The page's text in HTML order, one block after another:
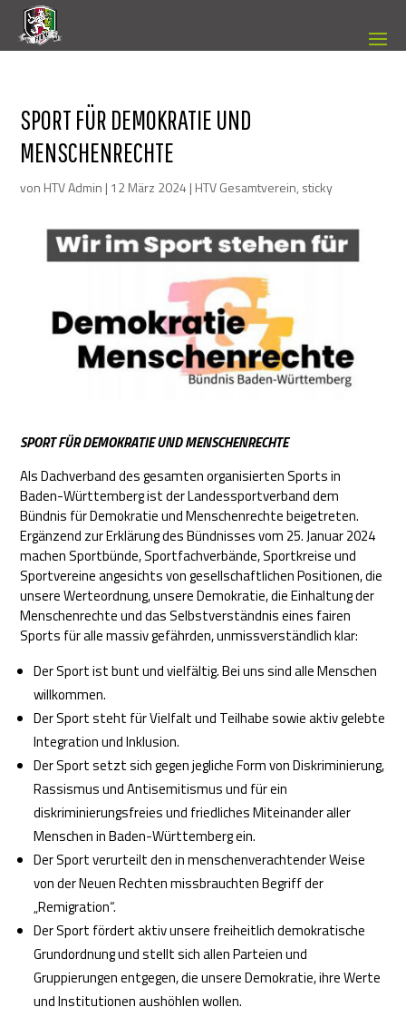
SPORT FÜR DEMOKRATIE UND
MENSCHENRECHTE
von HTV Admin | 12 März 2024 | HTV Gesamtverein, sticky
SPORT FÜR DEMOKRATIE UND MENSCHENRECHTE
Als Dachverband des gesamten organisierten Sports in
Baden-Württemberg ist der Landessportverband dem
Bündnis für Demokratie und Menschenrechte beigetreten.
Ergänzend zur Erklärung des Bündnisses vom 25. Januar 2024
machen Sportbünde, Sportfachverbände, Sportkreise und
Sportvereine angesichts von gesellschaftlichen Positionen, die
unsere Werteordnung, unsere Demokratie, die Einhaltung der
Menschenrechte und das Selbstverständnis eines fairen
Sports für alle massiv gefährden, unmissverständlich klar:
Der Sport ist bunt und vielfältig. Bei uns sind alle Menschen
willkommen.
Der Sport steht für Vielfalt und Teilhabe sowie aktiv gelebte
Integration und Inklusion.
Der Sport setzt sich gegen jegliche Form von Diskriminierung,
Rassismus und Antisemitismus und für ein
diskriminierungsfreies und friedliches Miteinander aller
Menschen in Baden-Württemberg ein.
Der Sport verurteilt den in menschenverachtender Weise
von der Neuen Rechten missbrauchten Begriff der
„Remigration“.
Der Sport fördert aktiv unsere freiheitlich demokratische
Grundordnung und stellt sich allen Parteien und
Gruppierungen entgegen, die unsere Demokratie, ihre Werte
und Institutionen aushöhlen wollen.